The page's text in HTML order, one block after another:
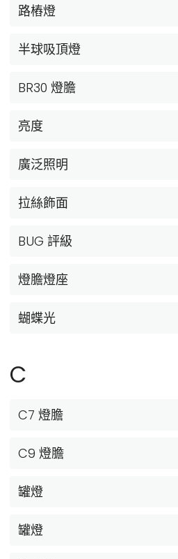
路樁燈
半球吸頂燈
BR30 燈膽
亮度
廣泛照明
拉絲飾面
BUG 評級
燈膽燈座
蝴蝶光
C
C7 燈膽
C9 燈膽
罐燈
罐燈